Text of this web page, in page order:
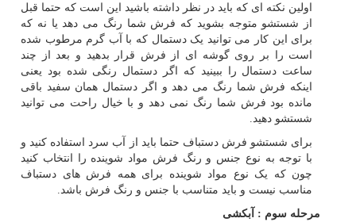
اولین نکته ای که باید در نظر داشته باشید این است که حتما قبل
از شستشو متوجه بشوید که فرش شما رنگ می دهد یا نه که
برای این کار می توانید یک دستمال که با آب گرم مرطوب شده
است را بر روی گوشه ای از فرش قرار بدهید و بعد از چند
ساعت دستمال را ببینید که اگر دستمال رنگی شده بود یعنی
اینکه فرش شما رنگ می دهد و اگر دستمال همان سفید باقی
مانده بود فرش شما رنگ نمی دهد و با خیال راحت می توانید
شستشو دهید.
برای شستشو فرش دستباف حتما باید از آب سرد استفاده کنید و
با توجه به نوع جنس و رنگ فرش مواد شوینده را انتخاب کنید
چون که یک نوع مواد شوینده برای همه فرش های دستباف
مناسب نیست و باید متناسب با جنس و رنگ فرش باشد.
مرحله سوم : آبکشی